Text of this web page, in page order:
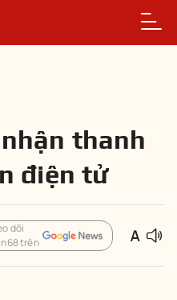
thanh
điện tử
dõi
trên